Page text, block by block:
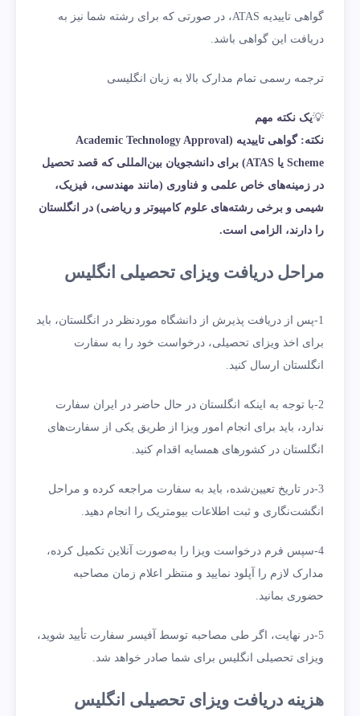
گواهی تاییدیه ATAS، در صورتی که برای رشته شما نیز به
دریافت این گواهی باشد.
ترجمه رسمی تمام مدارک بالا به زبان انگلیسی
💡یک نکته مهم
نکته: گواهی تاییدیه (Academic Technology Approval
Scheme یا ATAS) برای دانشجویان بین‌المللی که قصد تحصیل
در زمینه‌های خاص علمی و فناوری (مانند مهندسی، فیزیک،
شیمی و برخی رشته‌های علوم کامپیوتر و ریاضی) در انگلستان
را دارند، الزامی است.
مراحل دریافت ویزای تحصیلی انگلیس
1- پس از دریافت پذیرش از دانشگاه موردنظر در انگلستان، باید
برای اخذ ویزای تحصیلی، درخواست خود را به سفارت
انگلستان ارسال کنید.
2- با توجه به اینکه انگلستان در حال حاضر در ایران سفارت
ندارد، باید برای انجام امور ویزا از طریق یکی از سفارت‌های
انگلستان در کشورهای همسایه اقدام کنید.
3- در تاریخ تعیین‌شده، باید به سفارت مراجعه کرده و مراحل
انگشت‌نگاری و ثبت اطلاعات بیومتریک را انجام دهید.
4- سپس فرم درخواست ویزا را به‌صورت آنلاین تکمیل کرده،
مدارک لازم را آپلود نمایید و منتظر اعلام زمان مصاحبه
حضوری بمانید.
5- در نهایت، اگر طی مصاحبه توسط آفیسر سفارت تأیید شوید،
ویزای تحصیلی انگلیس برای شما صادر خواهد شد.
هزینه دریافت ویزای تحصیلی انگلیس